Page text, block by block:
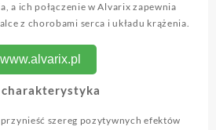
a ich połączenie w Alvarix zapewnia
z chorobami serca i układu krążenia.
www.alvarix.pl
szereg pozytywnych efektów